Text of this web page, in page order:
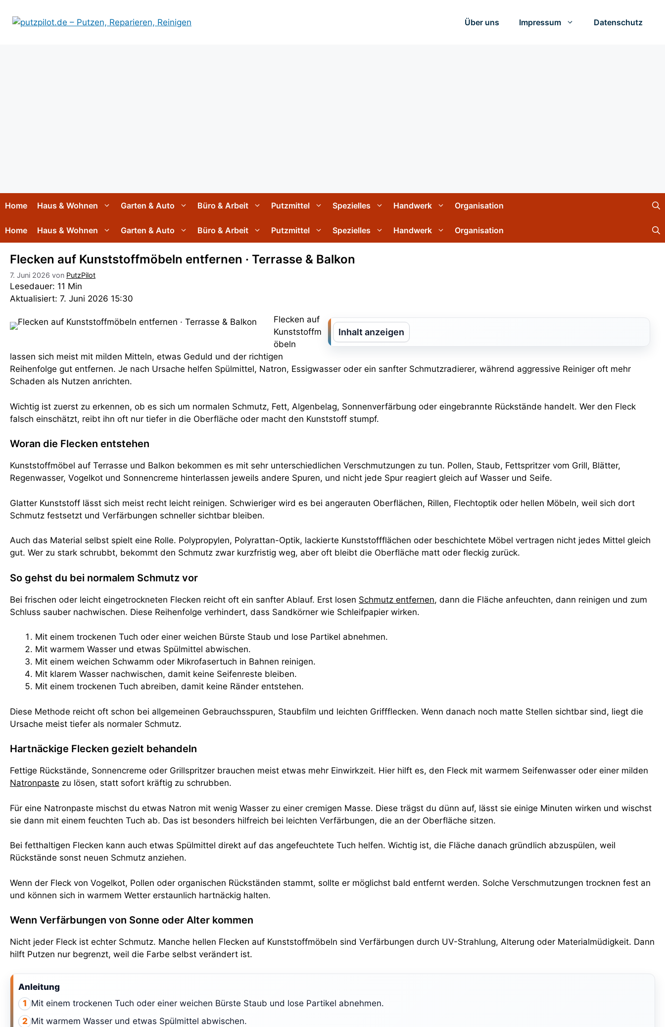
Inhalt
springen
Über uns Impressum Datenschutz
Home Haus & Wohnen Garten & Auto Büro & Arbeit Putzmittel Spezielles Handwerk Organisation
Home Haus & Wohnen Garten & Auto Büro & Arbeit Putzmittel Spezielles Handwerk Organisation
Flecken auf Kunststoffmöbeln entfernen · Terrasse & Balkon
7. Juni 2026 von PutzPilot
Lesedauer: 11 Min
Aktualisiert: 7. Juni 2026 15:30
Inhalt anzeigen
Flecken auf
Kunststoffm
öbeln
lassen sich meist mit milden Mitteln, etwas Geduld und der richtigen
Reihenfolge gut entfernen. Je nach Ursache helfen Spülmittel, Natron, Essigwasser oder ein sanfter Schmutzradierer, während aggressive Reiniger oft mehr
Schaden als Nutzen anrichten.
Wichtig ist zuerst zu erkennen, ob es sich um normalen Schmutz, Fett, Algenbelag, Sonnenverfärbung oder eingebrannte Rückstände handelt. Wer den Fleck
falsch einschätzt, reibt ihn oft nur tiefer in die Oberfläche oder macht den Kunststoff stumpf.
Woran die Flecken entstehen
Kunststoffmöbel auf Terrasse und Balkon bekommen es mit sehr unterschiedlichen Verschmutzungen zu tun. Pollen, Staub, Fettspritzer vom Grill, Blätter,
Regenwasser, Vogelkot und Sonnencreme hinterlassen jeweils andere Spuren, und nicht jede Spur reagiert gleich auf Wasser und Seife.
Glatter Kunststoff lässt sich meist recht leicht reinigen. Schwieriger wird es bei angerauten Oberflächen, Rillen, Flechtoptik oder hellen Möbeln, weil sich dort
Schmutz festsetzt und Verfärbungen schneller sichtbar bleiben.
Auch das Material selbst spielt eine Rolle. Polypropylen, Polyrattan-Optik, lackierte Kunststoffflächen oder beschichtete Möbel vertragen nicht jedes Mittel gleich
gut. Wer zu stark schrubbt, bekommt den Schmutz zwar kurzfristig weg, aber oft bleibt die Oberfläche matt oder fleckig zurück.
So gehst du bei normalem Schmutz vor
Bei frischen oder leicht eingetrockneten Flecken reicht oft ein sanfter Ablauf. Erst losen Schmutz entfernen, dann die Fläche anfeuchten, dann reinigen und zum
Schluss sauber nachwischen. Diese Reihenfolge verhindert, dass Sandkörner wie Schleifpapier wirken.
Mit einem trockenen Tuch oder einer weichen Bürste Staub und lose Partikel abnehmen.
Mit warmem Wasser und etwas Spülmittel abwischen.
Mit einem weichen Schwamm oder Mikrofasertuch in Bahnen reinigen.
Mit klarem Wasser nachwischen, damit keine Seifenreste bleiben.
Mit einem trockenen Tuch abreiben, damit keine Ränder entstehen.
Diese Methode reicht oft schon bei allgemeinen Gebrauchsspuren, Staubfilm und leichten Griffflecken. Wenn danach noch matte Stellen sichtbar sind, liegt die
Ursache meist tiefer als normaler Schmutz.
Hartnäckige Flecken gezielt behandeln
Fettige Rückstände, Sonnencreme oder Grillspritzer brauchen meist etwas mehr Einwirkzeit. Hier hilft es, den Fleck mit warmem Seifenwasser oder einer milden
Natronpaste zu lösen, statt sofort kräftig zu schrubben.
Für eine Natronpaste mischst du etwas Natron mit wenig Wasser zu einer cremigen Masse. Diese trägst du dünn auf, lässt sie einige Minuten wirken und wischst
sie dann mit einem feuchten Tuch ab. Das ist besonders hilfreich bei leichten Verfärbungen, die an der Oberfläche sitzen.
Bei fetthaltigen Flecken kann auch etwas Spülmittel direkt auf das angefeuchtete Tuch helfen. Wichtig ist, die Fläche danach gründlich abzuspülen, weil
Rückstände sonst neuen Schmutz anziehen.
Wenn der Fleck von Vogelkot, Pollen oder organischen Rückständen stammt, sollte er möglichst bald entfernt werden. Solche Verschmutzungen trocknen fest an
und können sich in warmem Wetter erstaunlich hartnäckig halten.
Wenn Verfärbungen von Sonne oder Alter kommen
Nicht jeder Fleck ist echter Schmutz. Manche hellen Flecken auf Kunststoffmöbeln sind Verfärbungen durch UV-Strahlung, Alterung oder Materialmüdigkeit. Dann
hilft Putzen nur begrenzt, weil die Farbe selbst verändert ist.
Anleitung
1 Mit einem trockenen Tuch oder einer weichen Bürste Staub und lose Partikel abnehmen.
2 Mit warmem Wasser und etwas Spülmittel abwischen.